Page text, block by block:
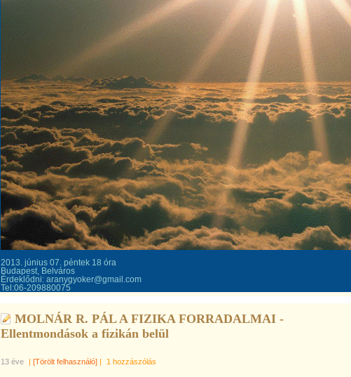
2013. június 07. péntek 18 óra
Budapest, Belváros
Érdeklődni: aranygyoker@gmail.com
Tel:06-209880075
MOLNÁR R. PÁL A FIZIKA FORRADALMAI -
Ellentmondások a fizikán belül
13 éve | [Törölt felhasználó] | 1 hozzászólás